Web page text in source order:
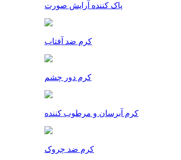
پاک کننده آرایش صورت
کرم ضد آفتاب
کرم دور چشم
کرم آبرسان و مرطوب کننده
کرم ضد چروک